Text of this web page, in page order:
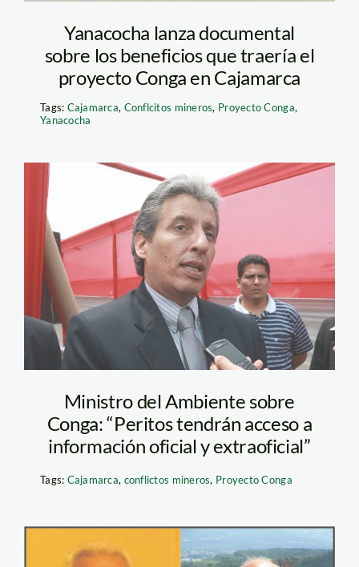
Yanacocha lanza documental
sobre los beneficios que traería el
proyecto Conga en Cajamarca
Tags: Cajamarca, Conflcitos mineros, Proyecto Conga,
Yanacocha
Manuel-
Pulgar_Andina
Ministro del Ambiente sobre
Conga: “Peritos tendrán acceso a
información oficial y extraoficial”
Tags: Cajamarca, conflictos mineros, Proyecto Conga